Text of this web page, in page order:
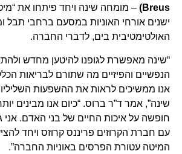
Breus) – מומחה שינה ויחד פיתחו את “מיטת
ישנים אורחי האוניות במסעם ברחבי תבל
האולטימטיבית בים, לדברי החברה.
“שינה מאפשרת לגופנו להיטען מחדש
הנפשיים והפיזיים מה שתורם לבריאות
אנו ממשיכים לראות את ההשפעות השליליות
שינה”, אמר ד”ר ברוס. “כיום אנו מבינים
חופשה על איכות החיים של בני האדם. אני
עם חברת הקרוזים פריננס קרוזס ויחד להציע
המיטה עטורת הפרסים באוניות החברה”.